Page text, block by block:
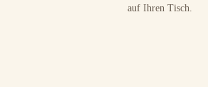
auf Ihren Tisch.